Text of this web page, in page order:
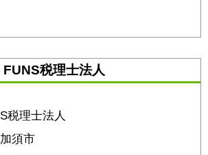
FUNS税理士法人
税理士法人
須市